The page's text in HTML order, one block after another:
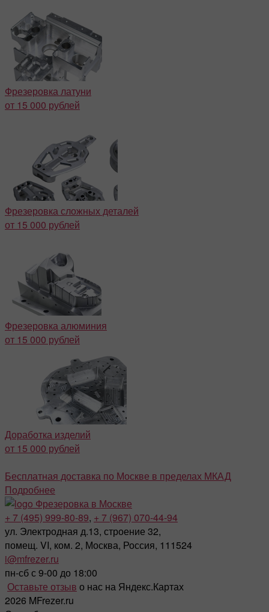
Фрезеровка латуни
от 15 000 рублей
Фрезеровка сложных деталей
от 15 000 рублей
Фрезеровка алюминия
от 15 000 рублей
Доработка изделий
от 15 000 рублей
Бесплатная доставка по Москве в пределах МКАД
Подробнее
Фрезеровка в Москве
+ 7 (495) 999-80-89, + 7 (967) 070-44-94
ул. Электродная д.13, строение 32,
помещ. VI, ком. 2, Москва, Россия, 111524
i@mfrezer.ru
пн-сб с 9-00 до 18:00
Оставьте отзыв о нас на Яндекс.Картах
2026 MFrezer.ru